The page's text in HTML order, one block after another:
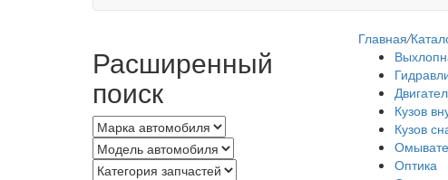
Расширенный
поиск
Главная/
Кузов
Кузов
Оптика